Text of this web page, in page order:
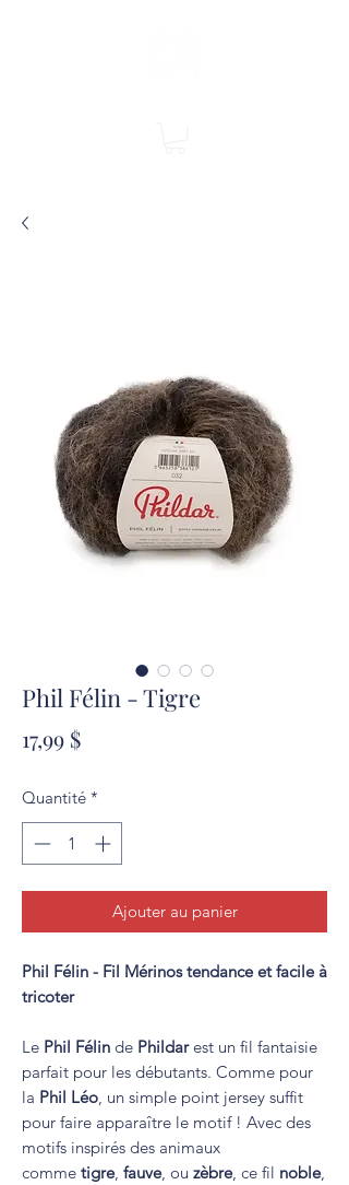
Phil Félin - Tigre
17,99 $Prix
Quantité *
Ajouter au panier
Phil Félin - Fil Mérinos tendance et facile à
tricoter
Le Phil Félin de Phildarest un fil fantaisie
parfait pour les débutants. Comme pour
la Phil Léo, un simple point jersey suffit
pour faire apparaître le motif ! Avec des
motifs inspirés des animaux
comme tigre, fauve, ou zèbre, ce fil noble,